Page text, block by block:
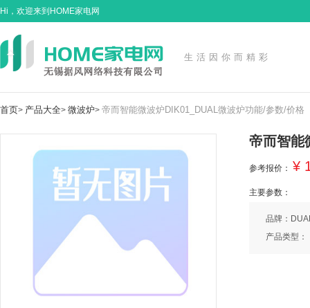
Hi，欢迎来到HOME家电网
生活因你而精彩
首页> 产品大全> 微波炉> 帝而智能微波炉DIK01_DUAL微波炉功能/参数/价格
帝而智能
参考报价： ¥
主要参数：
品牌：
产品类型：